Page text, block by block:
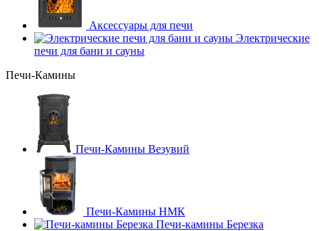
Аксессуары для печи
Электрические
печи для бани и сауны
Печи-Камины
Печи-Камины Везувий
Печи-Камины НМК
Печи-камины Березка